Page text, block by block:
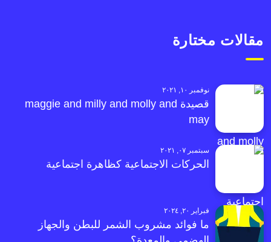
مقالات مختارة
نوفمبر ١٠, ٢٠٢١
قصيدة maggie and milly and molly and
may
سبتمبر ٠٧, ٢٠٢١
الحركات الاجتماعية كظاهرة اجتماعية
فبراير ٢٠, ٢٠٢٤
ما فوائد مشروب الشمر للبطن والجهاز